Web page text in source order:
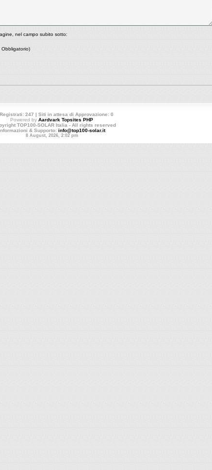
nel campo subito sotto:
Obbligatorio)
247 | Siti in attesa di Approvazione: 0
Powered by Aardvark Topsites PHP
TOP100-SOLAR Italia - All rights reserved
& Supporto: info@top100-solar.it
8 August, 2026, 2:02 pm